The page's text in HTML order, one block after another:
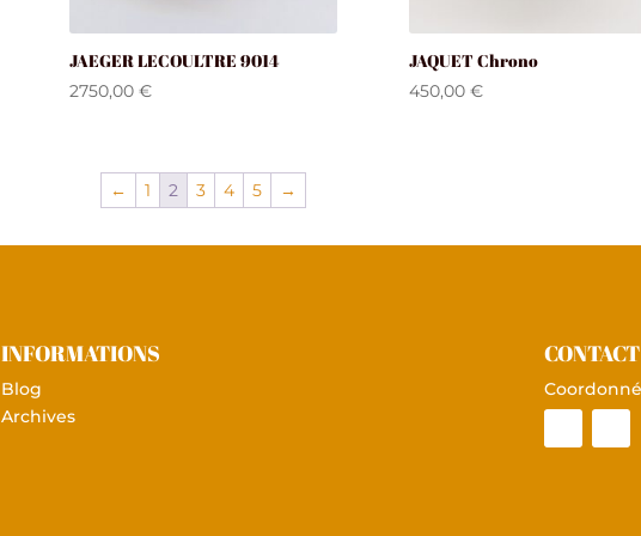
JAEGER LECOULTRE 9014
2750,00 €
JAQUET Chrono
450,00 €
← 1 2 3 4 5 →
INFORMATIONS
Blog
Archives
CONTACT